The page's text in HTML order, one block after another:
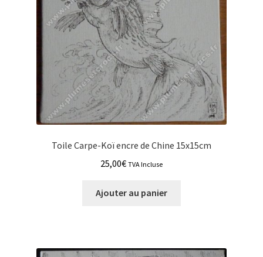
Toile Carpe-Koï encre de Chine 15x15cm
25,00€ TVA Incluse
Ajouter au panier